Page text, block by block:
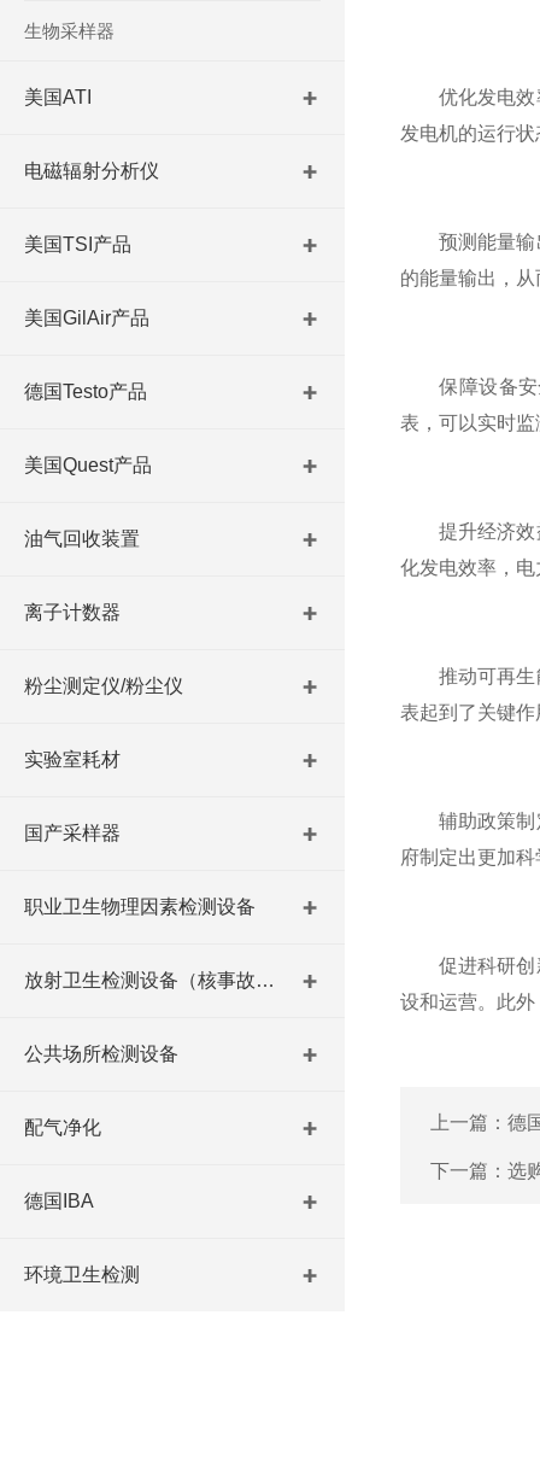
生物采样器
美国ATI
电磁辐射分析仪
美国TSI产品
美国GilAir产品
德国Testo产品
美国Quest产品
油气回收装置
离子计数器
粉尘测定仪/粉尘仪
实验室耗材
国产采样器
职业卫生物理因素检测设备
放射卫生检测设备（核事故与放射医学）
公共场所检测设备
配气净化
德国IBA
环境卫生检测
优化发电效率
发电机的运行
预测能量输出
的能量输出，
保障设备安全
表，可以实时
提升经济效益
化发电效率，
推动可再生能
表起到了关键
辅助政策制定
府制定出更加
促进科研创新
设和运营。此
上一篇： 德
下一篇： 选